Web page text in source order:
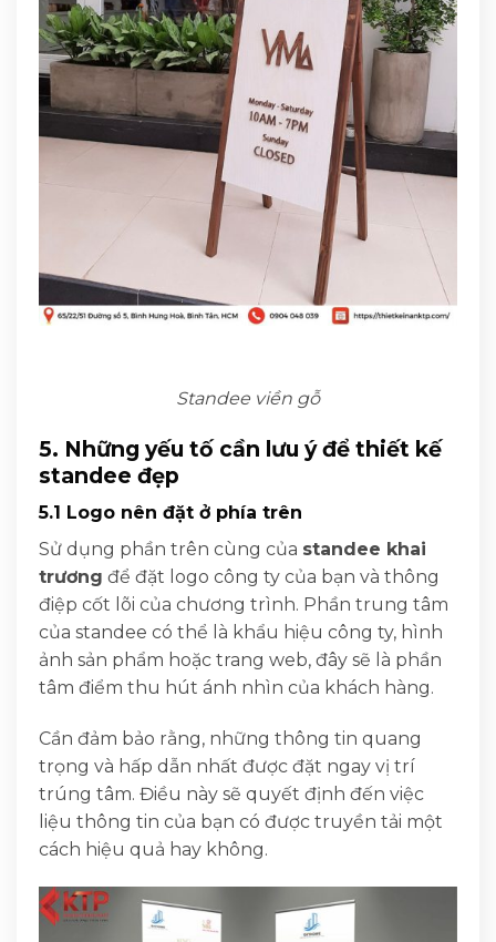
Standee viền gỗ
5. Những yếu tố cần lưu ý để thiết kế
standee đẹp
5.1 Logo nên đặt ở phía trên
Sử dụng phần trên cùng của standee khai
trương để đặt logo công ty của bạn và thông
điệp cốt lõi của chương trình. Phần trung tâm
của standee có thể là khẩu hiệu công ty, hình
ảnh sản phẩm hoặc trang web, đây sẽ là phần
tâm điểm thu hút ánh nhìn của khách hàng.
Cần đảm bảo rằng, những thông tin quang
trọng và hấp dẫn nhất được đặt ngay vị trí
trúng tâm. Điều này sẽ quyết định đến việc
liệu thông tin của bạn có được truyền tải một
cách hiệu quả hay không.